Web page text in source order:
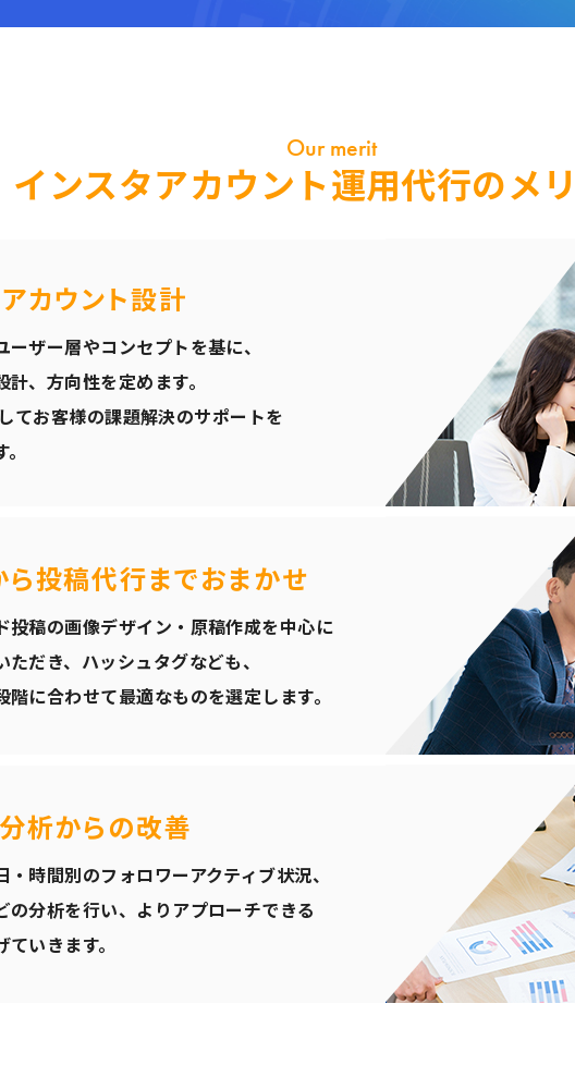
Our merit
インスタアカウント運用代行のメ
カウント設計
ザー層やコンセプトを基に、
、方向性を定めます。
お客様の課題解決のサポートを
投稿代行までおまかせ
投稿の画像デザイン・原稿作成を中心に
だき、ハッシュタグなども、
に合わせて最適なものを選定します。
析からの改善
時間別のフォロワーアクティブ状況、
の分析を行い、よりアプローチできる
いきます。